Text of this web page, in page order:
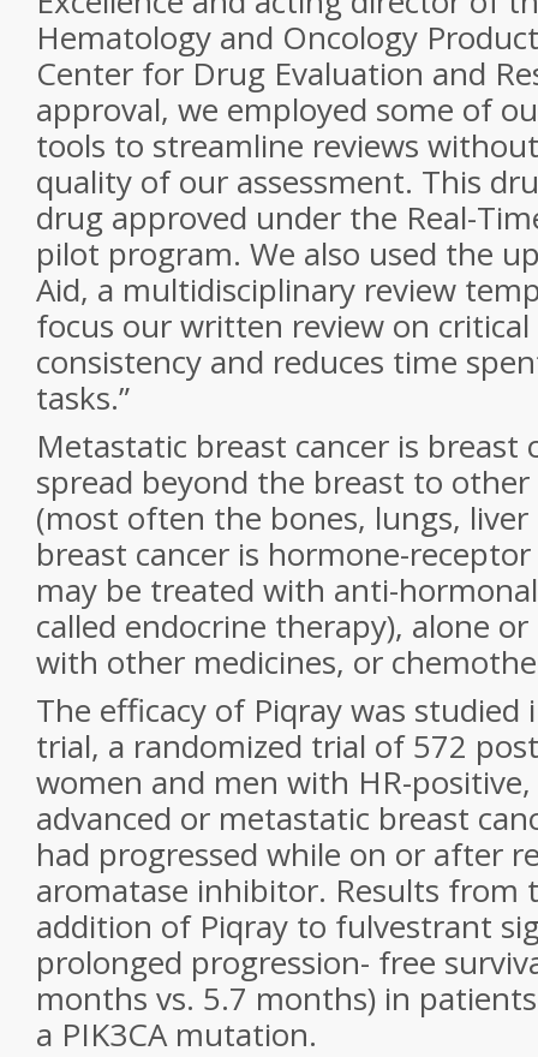
Hematology and Oncology
Center for Drug Evaluation and
approval, we employed some of
tools to streamline reviews
quality of our assessment. This
drug approved under the Real-
pilot program. We also used the
Aid, a multidisciplinary review
focus our written review on
consistency and reduces time
tasks.”
Metastatic breast cancer is breast
spread beyond the breast to
(most often the bones, lungs,
breast cancer is hormone-
may be treated with anti-
called endocrine therapy), alone
with other medicines, or
The efficacy of Piqray was studied
trial, a randomized trial of 572
women and men with HR-positive,
advanced or metastatic breast
had progressed while on or after
aromatase inhibitor. Results from
addition of Piqray to fulvestrant
prolonged progression- free
months vs. 5.7 months) in
a PIK3CA mutation.